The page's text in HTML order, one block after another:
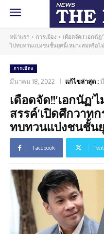
หน้าแรก การเมือง
เดือดจัด!!'เอกนั
ไปทบทวนแบ่งชนชั้นยุคนี้เหมาะสมหรือไม่
การเมือง
มีนาคม 18, 2022 แก้ไขล่าสุด :
เดือดจัด!!’เอกนัฏ’
สรรค์’เปิดศึกวาท
ทบทวนแบ่งชนชั้น
Facebook